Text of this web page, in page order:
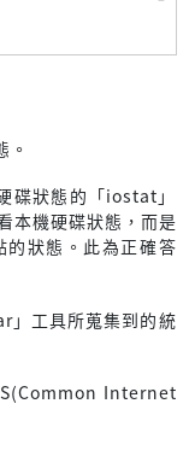
狀態的「iostat」
本機硬碟狀態，而是
狀態。此為正確答
」工具所蒐集到的統
Internet